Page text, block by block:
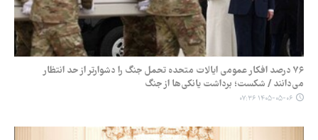
۷۶ درصد افکار عمومی ایالات متحده تحمل جنگ را دشوارتر از حد انتظار
می‌دانند / شکست؛ برداشت یانکی‌ها از جنگ
۱۴۰۵-۰۵-۰۶ ۰۷:۳۶